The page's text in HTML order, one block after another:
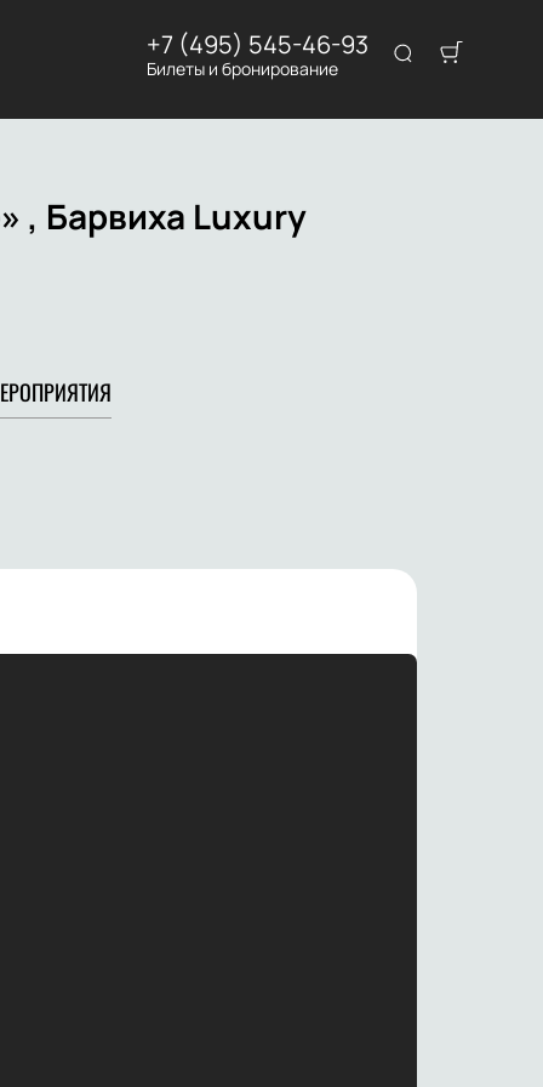
+7 (495) 545-46-93
Билеты и бронирование
, Барвиха Luxury